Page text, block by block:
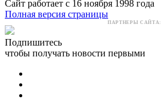
Сайт работает с 16 ноября 1998 года
Полная версия страницы
ПАРТНЕРЫ САЙТА:
Подпишитесь
чтобы получать новости первыми